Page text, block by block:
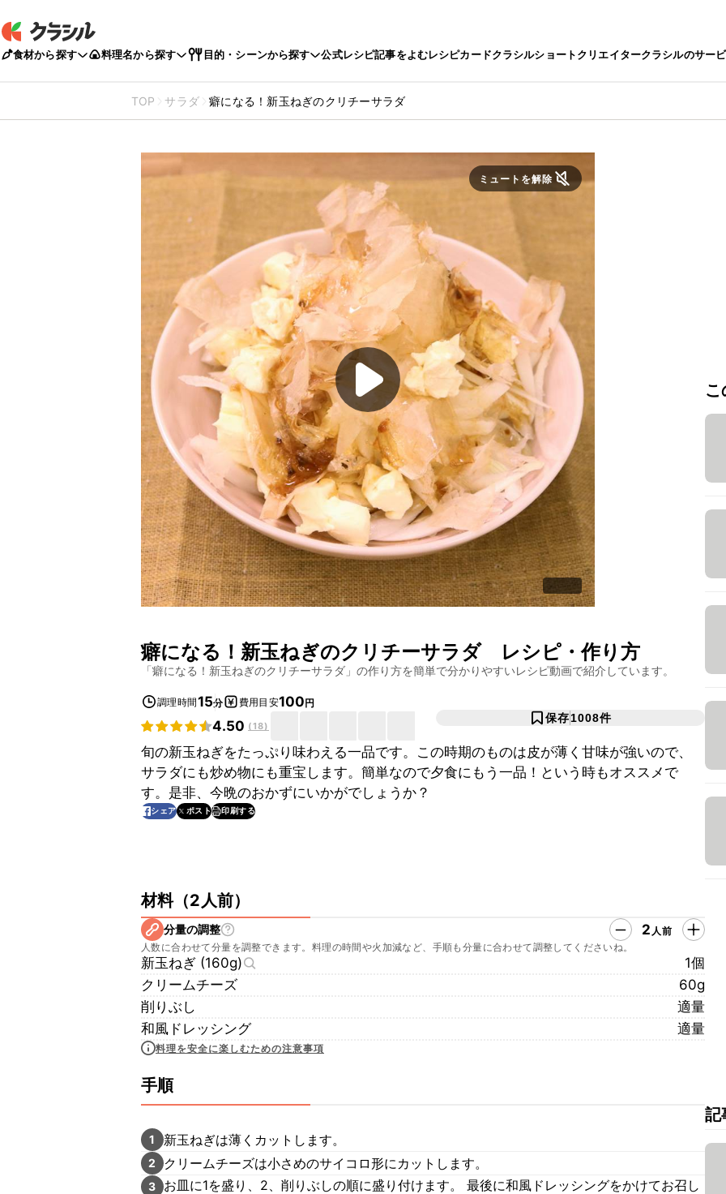
食材から探す 料理名から探す 目的・シーンから探す 公式レシピ記事をよむレシピカードクラシルショートクリエイタークラシルのサー
TOP サラダ 癖になる！新玉ねぎのクリチーサラダ
ミュートを解除
癖になる！新玉ねぎのクリチーサラダレシピ・作り方
「癖になる！新玉ねぎのクリチーサラダ 」の作り方を簡単で分かりやすいレシピ動画で紹介しています。
調理時間15分 費用目安100円
4.50 (18)
保存1008件
旬の新玉ねぎをたっぷり味わえる一品です。この時期のものは皮が薄く甘味が強いので、
サラダにも炒め物にも重宝します。簡単なので夕食にもう一品！という時もオススメで
す。是非、今晩のおかずにいかがでしょうか？
シェア ポスト 印刷する
材料（2人前）
分量の調整 2 人前
人数に合わせて分量を調整できます。料理の時間や火加減など、手順も分量に合わせて調整してくださいね。
新玉ねぎ (160g)
1個
クリームチーズ
60g
削りぶし
適量
和風ドレッシング
適量
料理を安全に楽しむための注意事項
手順
1 新玉ねぎは薄くカットします。
2 クリームチーズは小さめのサイコロ形にカットします。
3
お皿に1を盛り、2、削りぶしの順に盛り付けます。 最後に和風ドレッシングをかけてお召し
記